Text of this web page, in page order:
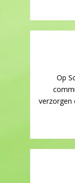
Op
verzorgen